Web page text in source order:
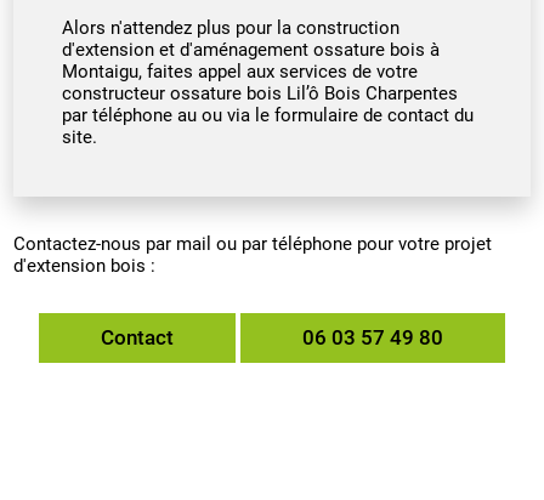
Alors n'attendez plus pour la construction
d'extension et d'aménagement ossature bois à
Montaigu, faites appel aux services de votre
constructeur ossature bois Lil’ô Bois Charpentes
par téléphone au ou via le formulaire de contact du
site.
Contactez-nous par mail ou par téléphone pour votre projet
d'extension bois :
Contact 06 03 57 49 80